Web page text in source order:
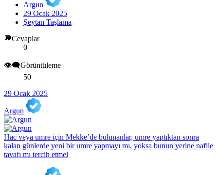
Argun
29 Ocak 2025
Şeytan Taşlama
💬Cevaplar
0
👁️‍🗨️Görüntüleme
50
29 Ocak 2025
Argun
Hac veya umre için Mekke’de bulunanlar, umre yaptıktan sonra
kalan günlerde yeni bir umre yapmayı mı, yoksa bunun yerine nafile
tavafı mı tercih etmel